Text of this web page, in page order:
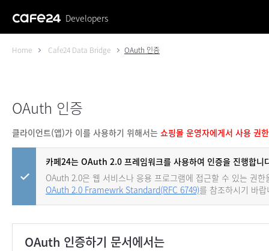
Developers
Home Cafe24 Data Bridge OAuth 인증
OAuth 인증
클라이언트(앱)가 이를 사용하기 위해서는 쇼핑몰 운영자에게서 사용 권
카페24는 OAuth 2.0 프레임워크를 사용하여 인증을 진행합니
OAuth 2.0은 웹 서비스나 응용 프로그램에 접근할 수 있는 권
OAuth 2.0 Framewrk Standard(RFC 6749)를 참조하시기 바
OAuth 인증하기 문서에서는